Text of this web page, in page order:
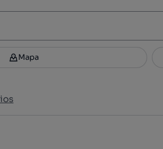
Filtros 3
Mapa